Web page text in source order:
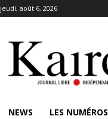
jeudi, août 6, 2026
NEWS LES NUMÉROS